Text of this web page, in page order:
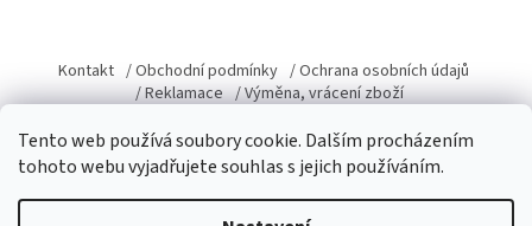
Tento web používá soubory cookie. Dalším procházením
tohoto webu vyjadřujete souhlas s jejich používáním.
p
a
Kontakt / Obchodní podmínky / Ochrana osobních údajů
/ Reklamace / Výměna, vrácení zboží